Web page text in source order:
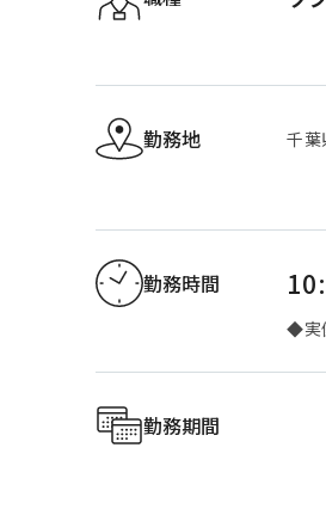
勤務地 千葉
勤務時間
◆実
勤務期間